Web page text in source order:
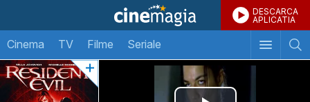
DESCARCA
APLICATIA
Cinema TV Filme Seriale